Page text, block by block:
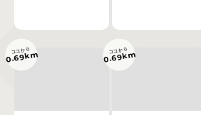
ココから
0.69km ココから
0.69km